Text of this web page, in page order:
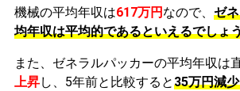
機械の平均年収は617万円 なので、 ゼ
均年収は平均的であるといえるでしょ
また、ゼネラルパッカーの平均年収は
上昇し、5年前と比較すると35万円減少